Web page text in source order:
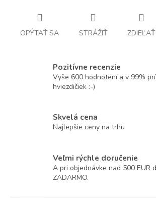
OPÝTAŤ SA STRÁŽIŤ ZDIEĽAŤ
Pozitívne recenzie
Vyše 600 hodnotení a v 99%
hviezdičiek :-)
Skvelá cena
Najlepšie ceny na trhu
Veľmi rýchle doručenie
A pri objednávke nad 500 EUR
ZADARMO.